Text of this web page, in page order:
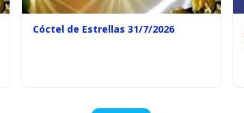
Cóctel de Estrellas 31/7/2026